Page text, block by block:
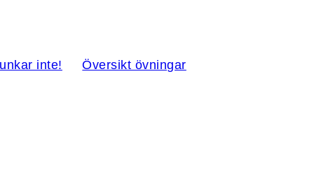
inte! Översikt övningar